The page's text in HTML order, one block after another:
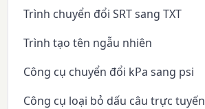
Trình chuyển đổi SRT sang TXT
Trình tạo tên ngẫu nhiên
Công cụ chuyển đổi kPa sang psi
Công cụ loại bỏ dấu câu trực tuyến